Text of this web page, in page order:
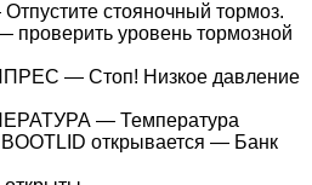
стояночный тормоз.
уровень тормозной
— Стоп! Низкое давление
— Температура
открывается — Банк